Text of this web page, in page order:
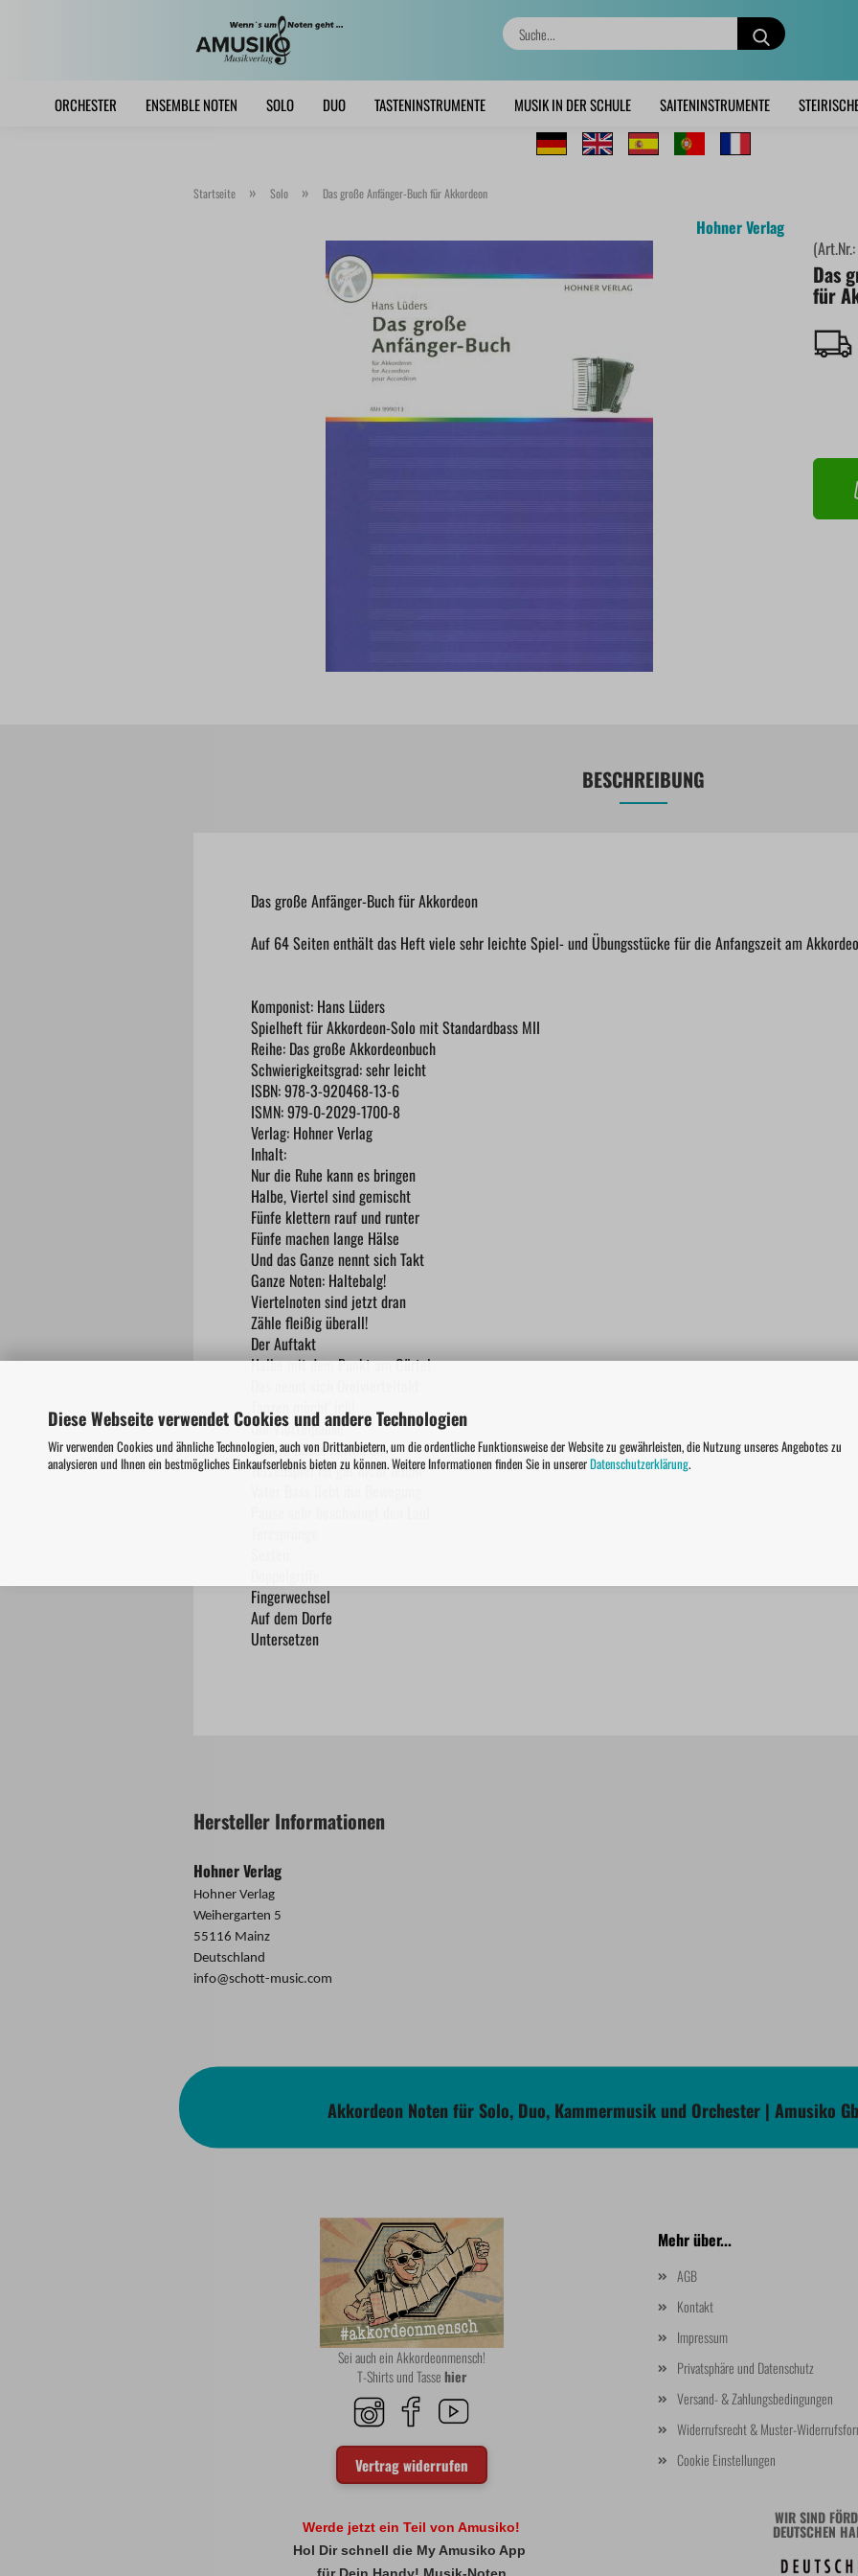
Diese Webseite verwendet Cookies und andere Technologien
Wir verwenden Cookies und ähnliche Technologien, auch von Drittanbietern, um die ordentliche Funktionsweise der Website zu gewährleisten, die Nutzung unseres Angebotes zu
analysieren und Ihnen ein bestmögliches Einkaufserlebnis bieten zu können. Weitere Informationen finden Sie in unsererDatenschutzerklärung.
Suche...
ORCHESTER ENSEMBLE NOTEN SOLO DUO TASTENINSTRUMENTE MUSIK IN DER SCHULE SAITENINSTRUMENTE
Startseite » Solo » Das große Anfänger-Buch für Akkordeon
Hohner Verlag
(Art.Nr.:
Das
für
BESCHREIBUNG
Das große Anfänger-Buch für Akkordeon
Auf 64 Seiten enthält das Heft viele sehr leichte Spiel- und Übungsstücke für die Anfangszeit am
Komponist: Hans Lüders
Spielheft für Akkordeon-Solo mit Standardbass MII
Reihe: Das große Akkordeonbuch
Schwierigkeitsgrad: sehr leicht
ISBN: 978-3-920468-13-6
ISMN: 979-0-2029-1700-8
Verlag: Hohner Verlag
Inhalt:
Nur die Ruhe kann es bringen
Halbe, Viertel sind gemischt
Fünfe klettern rauf und runter
Fünfe machen lange Hälse
Und das Ganze nennt sich Takt
Ganze Noten: Haltebalg!
Viertelnoten sind jetzt dran
Zähle fleißig überall!
Der Auftakt
Halbe mit dem Punkt am Gürtel
Tanzen möcht' ich!
Die Viertelpause
Straffe Bässe helfen dir
Terzenspiel ist gar nicht leicht
Fingerwechsel
Auf dem Dorfe
Untersetzen
Hersteller Informationen
Hohner Verlag
Hohner Verlag
Weihergarten 5
55116 Mainz
Deutschland
info@schott-music.com
Akkordeon Noten für Solo, Duo, Kammermusik und Orchester | Amusiko
Sei auch ein Akkordeonmensch!
T-Shirts und Tassehier
Vertrag widerrufen
Mehr über...
AGB
Kontakt
Impressum
Privatsphäre und Datenschutz
Versand- & Zahlungsbedingungen
Widerrufsrecht & Muster-
Cookie Einstellungen
Werde jetzt ein Teil von Amusiko!
Hol Dir schnell die My Amusiko App
WIR SIND
DEUTSCHEN